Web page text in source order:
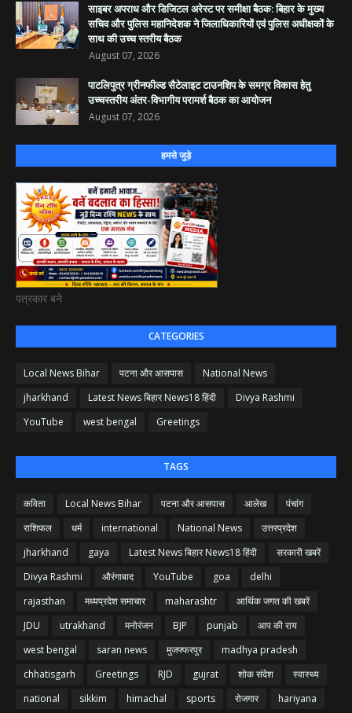
साइबर अपराध और डिजिटल अरेस्ट पर समीक्षा बैठक: बिहार के मुख्य
सचिव और पुलिस महानिदेशक ने जिलाधिकारियों एवं पुलिस अधीक्षकों के
साथ की उच्च स्तरीय बैठक
August 07, 2026
पाटलिपुत्र ग्रीनफील्ड सैटेलाइट टाउनशिप के समग्र विकास हेतु
उच्चस्तरीय अंतर-विभागीय परामर्श बैठक का आयोजन
August 07, 2026
हमसे जुड़े
पत्रकार बने
CATEGORIES
Local News Bihar पटना और आसपास
National News
jharkhand
Latest News बिहार News18 हिंदी
Divya Rashmi
YouTube
west bengal Greetings
TAGS
कविता Local News Bihar पटना और आसपास आलेख
पंचांग
राशिफल
धर्म international National News
उत्तरप्रदेश
jharkhand
gaya Latest News बिहार News18 हिंदी
सरकारी खबरें
Divya Rashmi
औरंगाबाद YouTube goa
delhi
rajasthan
मध्यप्रदेश समाचार maharashtr
आर्थिक जगत की खबरें
JDU
utrakhand मनोरंजन BJP punjab
आप की राय
west bengal
saran news मुजफ्फरपुर
madhya pradesh
chhatisgarh
Greetings RJD gujrat शोक संदेश
स्वास्थ्य
national
sikkim himachal sports रोजगार
hariyana